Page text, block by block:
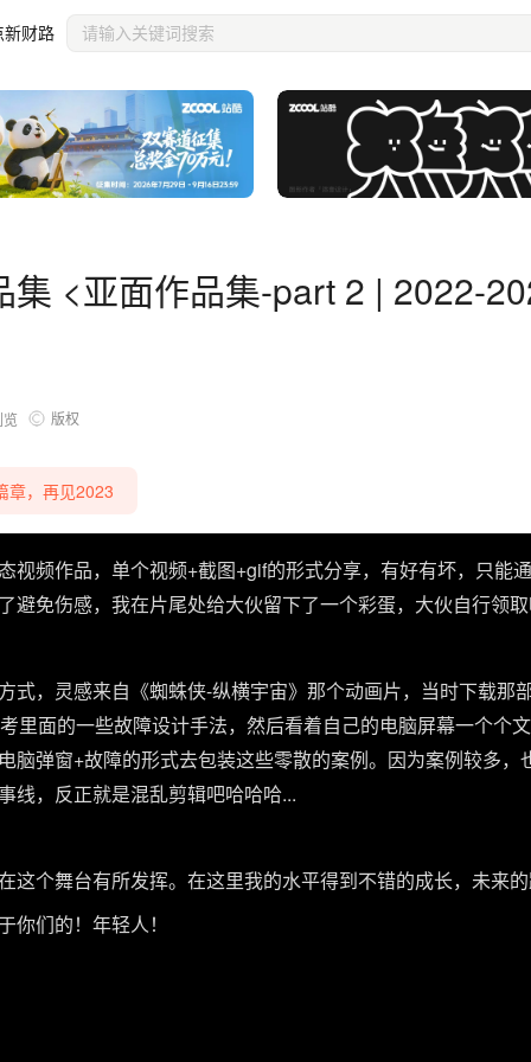
新财路
集 <亚面作品集-part 2 | 2022-
版权
章，再见2023
视频作品，单个视频+截图+gif的形式分享，有好有坏，只能
避免伤感，我在片尾处给大伙留下了一个彩蛋，大伙自行领
式，灵感来自《蜘蛛侠-纵横宇宙》那个动画片，当时下载那
里面的一些故障设计手法，然后看着自己的电脑屏幕一个个
脑弹窗+故障的形式去包装这些零散的案例。因为案例较多
线，反正就是混乱剪辑吧哈哈哈...
这个舞台有所发挥。在这里我的水平得到不错的成长，未来
你们的！年轻人！